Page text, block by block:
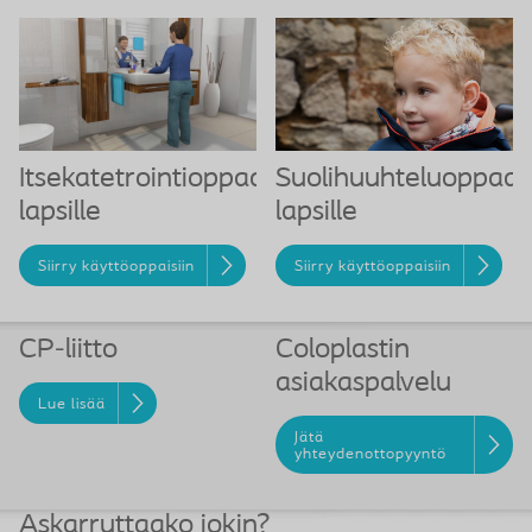
Itsekatetrointioppaat
lapsille
Siirry käyttöoppaisiin
Suolihuuhteluoppaat
lapsille
Siirry käyttöoppaisiin
CP-liitto
Lue lisää
Coloplastin
asiakaspalvelu
Jätä
yhteydenottopyyntö